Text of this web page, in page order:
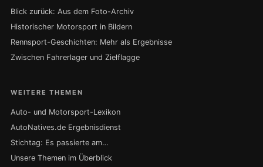
Blick zurück: Aus dem Foto-Archiv
Historischer Motorsport in Bildern
Rennsport-Geschichten: Mehr als Ergebnisse
Zwischen Fahrerlager und Zielflagge
WEITERE THEMEN
Auto- und Motorsport-Lexikon
AutoNatives.de Ergebnisdienst
Stichtag: Es passierte am…
Unsere Themen im Überblick